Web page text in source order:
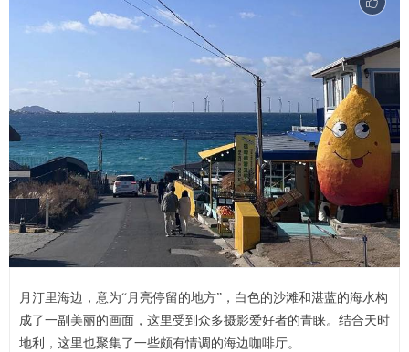
月汀里海边，意为“月亮停留的地方”，白色的沙滩和湛蓝的海水构
成了一副美丽的画面，这里受到众多摄影爱好者的青睐。结合天时
地利，这里也聚集了一些颇有情调的海边咖啡厅。